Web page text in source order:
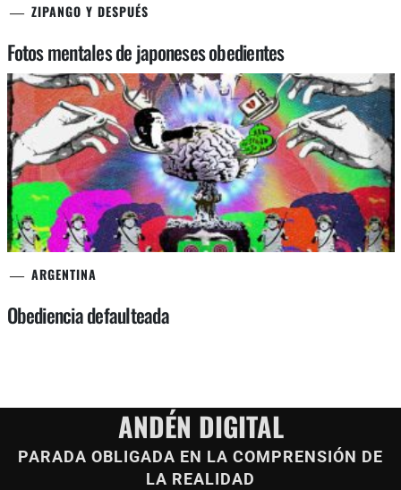
ZIPANGO Y DESPUÉS
Fotos mentales de japoneses obedientes
ARGENTINA
Obediencia defaulteada
ANDÉN DIGITAL
PARADA OBLIGADA EN LA COMPRENSIÓN DE
LA REALIDAD